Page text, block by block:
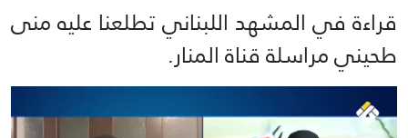
قراءة في المشهد اللبناني تطلعنا عليه منى
طحيني مراسلة قناة المنار.